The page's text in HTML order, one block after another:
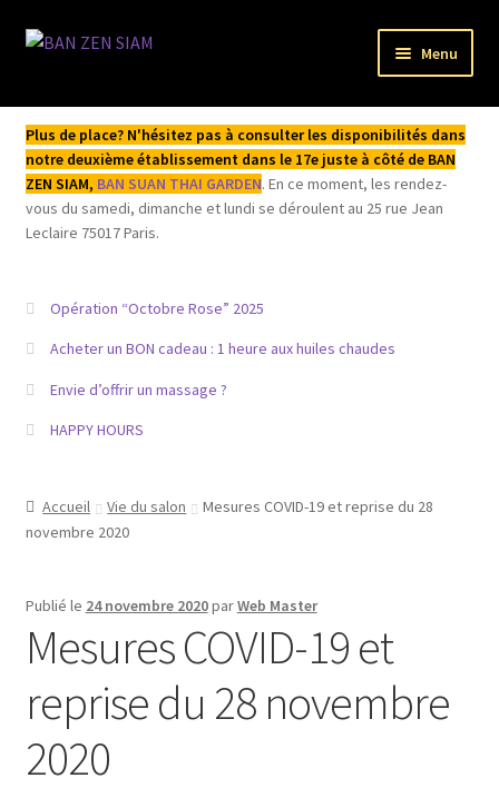
Aller
navigation
Aller
Menu
Bienvenue
L’institut
Acheter / Réserver
Mon compte
Plus de place? N'hésitez pas à consulter les disponibilités dans
notre deuxième établissement dans le 17e juste à côté de BAN
ZEN SIAM, BAN SUAN THAI GARDEN. En ce moment, les rendez-
vous du samedi, dimanche et lundi se déroulent au 25 rue Jean
Leclaire 75017 Paris.
Opération “Octobre Rose” 2025
Acheter un BON cadeau : 1 heure aux huiles chaudes
Envie d’offrir un massage ?
HAPPY HOURS
Accueil Vie du salon
Mesures COVID-19 et reprise du 28
novembre 2020
Publié le 24 novembre 2020parWeb Master
Mesures COVID-19 et
reprise du 28 novembre
2020